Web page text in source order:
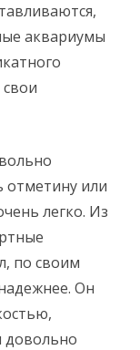
аквариумы
отметину или
легко. Из
по своим
Он
довольно